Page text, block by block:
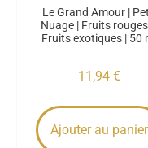
Le Grand Amour |
Nuage | Fruits
Fruits exotiques | 50
11,94 €
Ajouter au panier